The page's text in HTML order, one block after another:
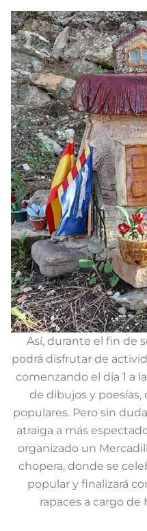
Así, durante el fin de
podrá disfrutar de
comenzando el día 1 a
de dibujos y
populares. Pero sin
atraiga a más
organizado un
chopera, donde se
popular y finalizará
rapaces a cargo de